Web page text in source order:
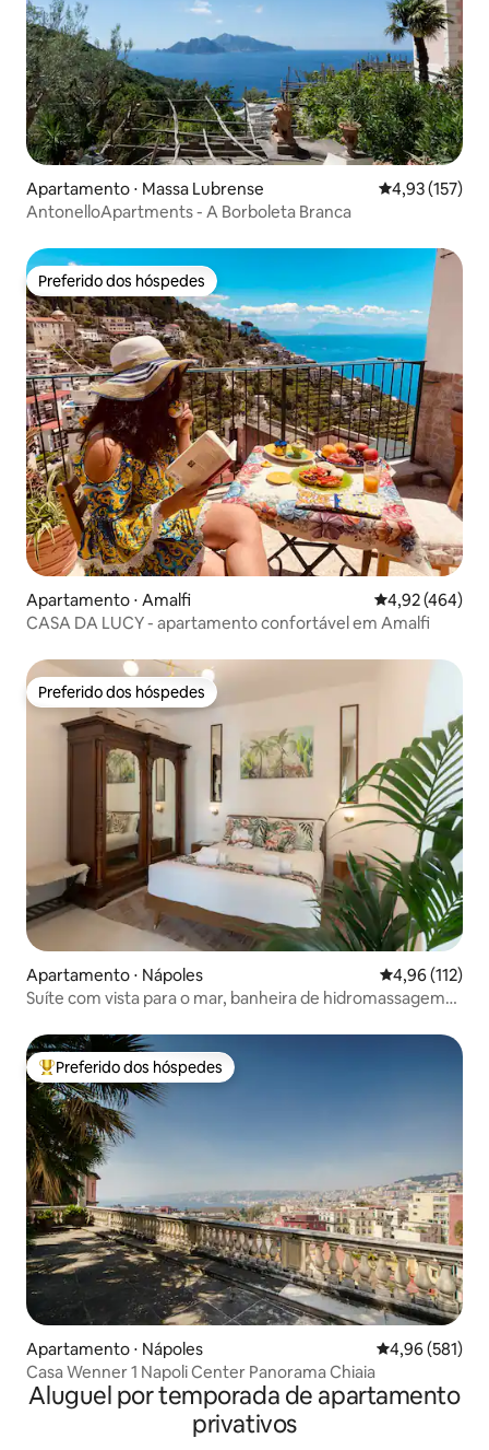
Apartamento ⋅ Massa Lubrense 4,93 de uma
4,93 (157)
AntonelloApartments - A Borboleta Branca
Preferido dos hóspedes
Preferido dos hóspedes
Apartamento ⋅ Amalfi 4,92 de uma
4,92 (464)
CASA DA LUCY - apartamento confortável em Amalfi
Preferido dos hóspedes
Preferido dos hóspedes
Apartamento ⋅ Nápoles 4,96 de uma
4,96 (112)
Suíte com vista para o mar, banheira de hidromassagem
Entre os melhores preferidos dos hóspedes
Preferido dos hóspedes
Apartamento ⋅ Nápoles 4,96 de uma
4,96 (581)
Casa Wenner 1 Napoli Center Panorama Chiaia
Aluguel por temporada de apartamento
privativos